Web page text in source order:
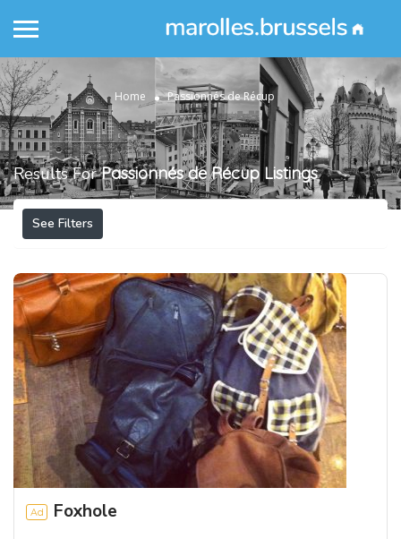
Home Passionnés de Récup
Results ForPassionnés de Récup Listings
See Filters
Ad Foxhole